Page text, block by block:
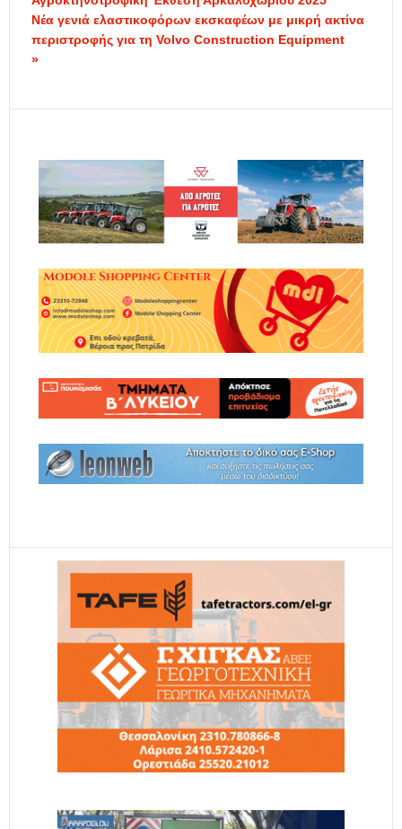
Νέα γενιά ελαστικοφόρων εκσκαφέων με μικρή ακτίνα
περιστροφής για τη Volvo Construction Equipment
»